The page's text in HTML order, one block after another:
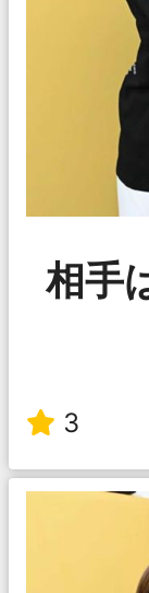
相手
3